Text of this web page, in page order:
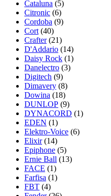
Cataluna (5)
Citronic (6)
Cordoba (9)
Cort(40)
Crafter(21)
D'Addario (14)
Daisy Rock (1)
Danelectro (3)
Digitech (9)
Dimavery (8)
Dowina (18)
DUNLOP (9)
DYNACORD (1)
EDEN (1)
Elektro-Voice (6)
Elixir(14)
Epiphone (5)
Ernie Ball (13)
FACE (1)
Farfisa (1)
FBT (4)